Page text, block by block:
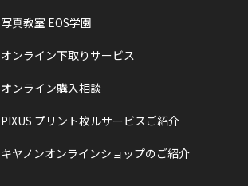
写真教室 EOS学園
オンライン下取りサービス
オンライン購入相談
PIXUS プリント枚ルサービスご紹介
キヤノンオンラインショップのご紹介